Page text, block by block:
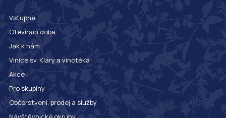
Vstupné
Otevírací doba
Jak k nám
Vinice sv. Kláry a vinotéka
Akce
Pro skupiny
Občerstvení, prodej a služby